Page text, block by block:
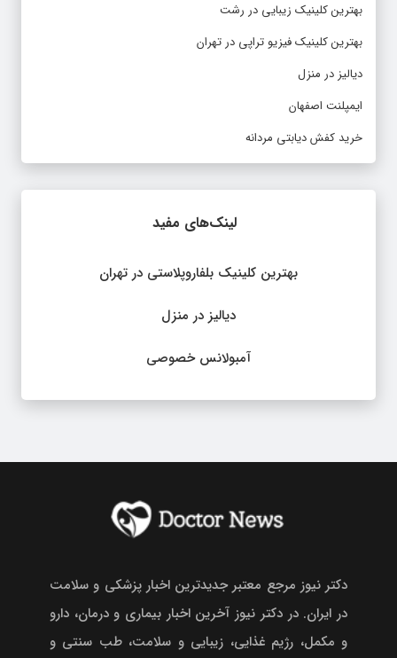
بهترین کلینیک زیبایی در رشت
بهترین کلینیک فیزیو تراپی در تهران
دیالیز در منزل
ایمپلنت اصفهان
خرید کفش دیابتی مردانه
لینک‌های مفید
بهترین کلینیک بلفاروپلاستی در تهران
دیالیز در منزل
آمبولانس خصوصی
دکتر نیوز مرجع معتبر جدیدترین اخبار پزشکی و سلامت
در ایران. در دکتر نیوز آخرین اخبار بیماری و درمان، دارو
و مکمل، رژیم غذایی، زیبایی و سلامت، طب سنتی و